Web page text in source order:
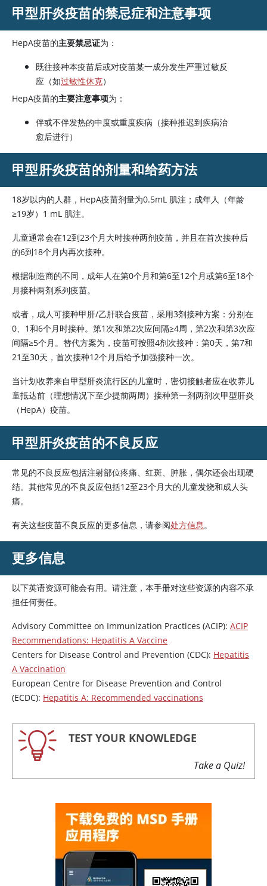
甲型肝炎疫苗的禁忌症和注意事项
HepA疫苗的主要禁忌证为：
既往接种本疫苗后或对疫苗某一成分发生严重过敏反
应（如过敏性休克）
HepA疫苗的主要注意事项为：
伴或不伴发热的中度或重度疾病（接种推迟到疾病治
愈后进行）
甲型肝炎疫苗的剂量和给药方法
18岁以内的人群，HepA疫苗剂量为0.5mL 肌注；成年人（年龄
≥19岁）1 mL 肌注。
儿童通常会在12到23个月大时接种两剂疫苗，并且在首次接种后
的6到18个月内再次接种。
根据制造商的不同，成年人在第0个月和第6至12个月或第6至18个
月接种两剂系列疫苗。
或者，成人可接种甲肝/乙肝联合疫苗，采用3剂接种方案：分别在
0、1和6个月时接种。第1次和第2次应间隔≥4周，第2次和第3次应
间隔≥5个月。替代方案为，疫苗可按照4剂次接种：第0天，第7和
21至30天，首次接种12个月后给予加强接种一次。
当计划收养来自甲型肝炎流行区的儿童时，密切接触者应在收养儿
童抵达前（理想情况下至少提前两周）接种第一剂两剂次甲型肝炎
（HepA）疫苗。
甲型肝炎疫苗的不良反应
常见的不良反应包括注射部位疼痛、红斑、肿胀，偶尔还会出现硬
结。其他常见的不良反应包括12至23个月大的儿童发烧和成人头
痛。
有关这些疫苗不良反应的更多信息，请参阅处方信息。
更多信息
以下英语资源可能会有用。请注意，本手册对这些资源的内容不承
担任何责任。
Advisory Committee on Immunization Practices (ACIP): ACIP
Recommendations: Hepatitis A Vaccine
Centers for Disease Control and Prevention (CDC): Hepatitis
A Vaccination
European Centre for Disease Prevention and Control
(ECDC): Hepatitis A: Recommended vaccinations
TEST YOUR KNOWLEDGE
Take a Quiz!